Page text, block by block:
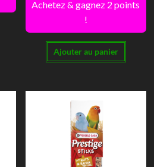
Achetez & gagnez 2 points
!
Ajouter au panier